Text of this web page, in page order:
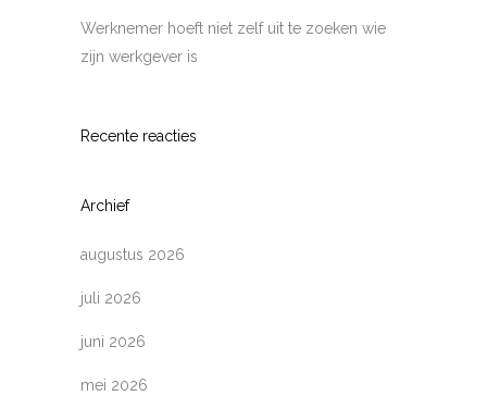
Werknemer hoeft niet zelf uit te zoeken wie
zijn werkgever is
Recente reacties
Archief
augustus 2026
juli 2026
juni 2026
mei 2026